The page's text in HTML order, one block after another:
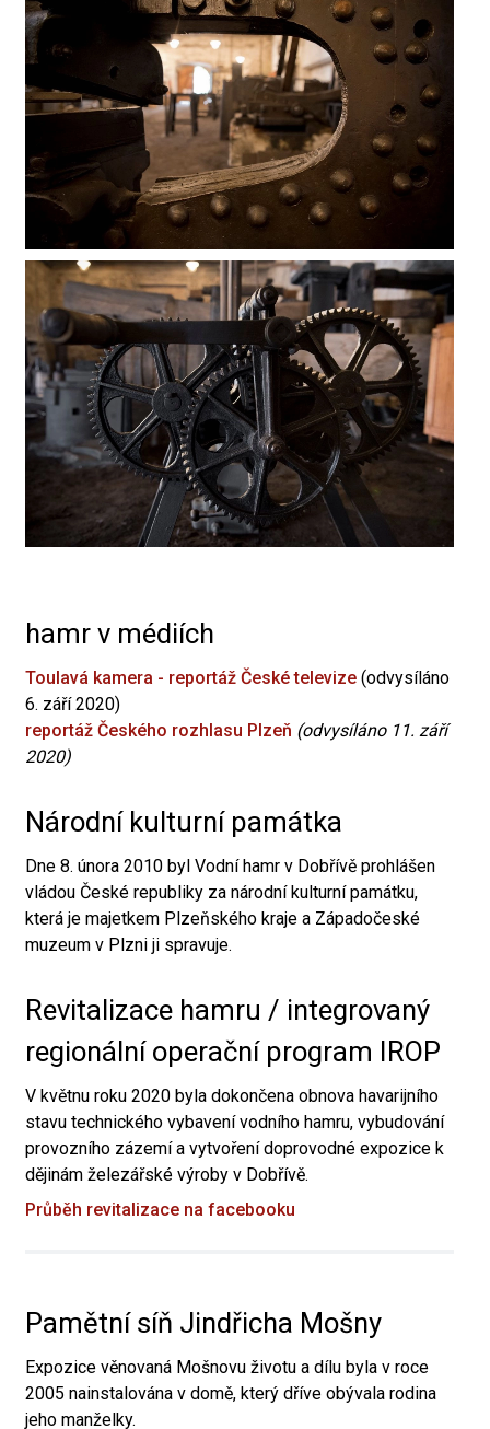
hamr v médiích
Toulavá kamera - reportáž České televize (odvysíláno
6. září 2020)
reportáž Českého rozhlasu Plzeň (odvysíláno 11. září
2020)
Národní kulturní památka
Dne 8. února 2010 byl Vodní hamr v Dobřívě prohlášen
vládou České republiky za národní kulturní památku,
která je majetkem Plzeňského kraje a Západočeské
muzeum v Plzni ji spravuje.
Revitalizace hamru / integrovaný
regionální operační program IROP
V květnu roku 2020 byla dokončena obnova havarijního
stavu technického vybavení vodního hamru, vybudování
provozního zázemí a vytvoření doprovodné expozice k
dějinám železářské výroby v Dobřívě.
Průběh revitalizace na facebooku
Pamětní síň Jindřicha Mošny
Expozice věnovaná Mošnovu životu a dílu byla v roce
2005 nainstalována v domě, který dříve obývala rodina
jeho manželky.